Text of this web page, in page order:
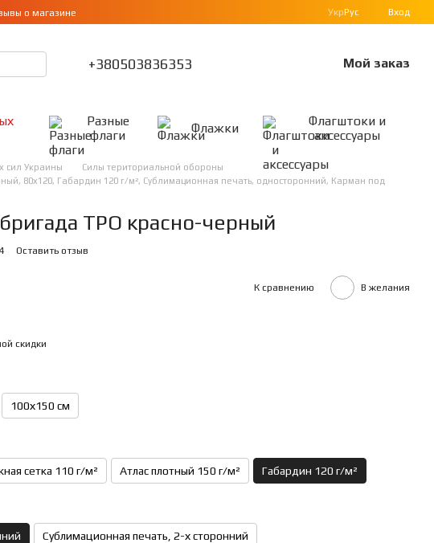
о магазине УкрРус Вход
+380503836353 Мой заказ
Разные
флаги
Флажки
Флагштоки и
аксессуары
сил Украины
Силы териториальной обороны
80х120, Габардин 120 г/м², Сублимационная печать, односторонний, Карман под
ТРО красно-черный
Оставить отзыв
К сравнению В желания
скидки
100х150 см
сетка 110 г/м² Атлас плотный 150 г/м² Габардин 120 г/м²
Сублимационная печать, 2-х сторонний